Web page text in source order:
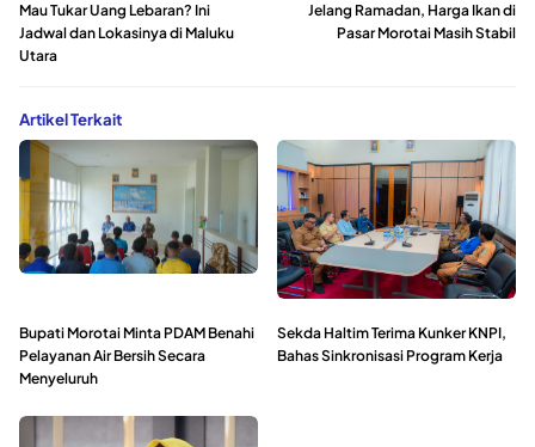
Mau Tukar Uang Lebaran? Ini
Jadwal dan Lokasinya di Maluku
Utara
Jelang Ramadan, Harga Ikan di
Pasar Morotai Masih Stabil
Artikel Terkait
Bupati Morotai Minta PDAM Benahi
Pelayanan Air Bersih Secara
Menyeluruh
Sekda Haltim Terima Kunker KNPI,
Bahas Sinkronisasi Program Kerja